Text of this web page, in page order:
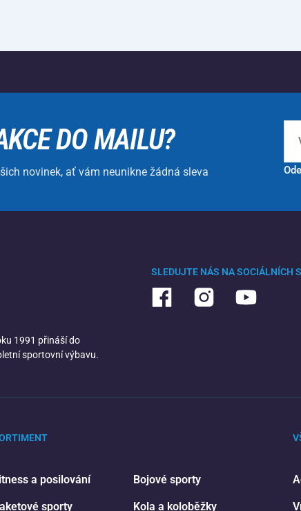
DO MAILU?
novinek, ať vám neunikne žádná sleva
1991 přináší do
sportovní výbavu.
SLEDUJTE NÁS NA SOCIÁLNÍCH
a posilování
sporty
Bojové sporty
Kola a koloběžky